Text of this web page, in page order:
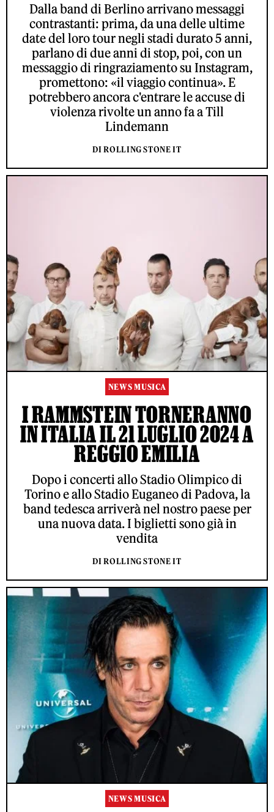
Dalla band di Berlino arrivano messaggi
contrastanti: prima, da una delle ultime
date del loro tour negli stadi durato 5 anni,
parlano di due anni di stop, poi, con un
messaggio di ringraziamento su Instagram,
promettono: «il viaggio continua». E
potrebbero ancora c'entrare le accuse di
violenza rivolte un anno fa a Till
Lindemann
DI ROLLING STONE IT
NEWS MUSICA
I RAMMSTEIN TORNERANNO
IN ITALIA IL 21 LUGLIO 2024 A
REGGIO EMILIA
Dopo i concerti allo Stadio Olimpico di
Torino e allo Stadio Euganeo di Padova, la
band tedesca arriverà nel nostro paese per
una nuova data. I biglietti sono già in
vendita
DI ROLLING STONE IT
NEWS MUSICA